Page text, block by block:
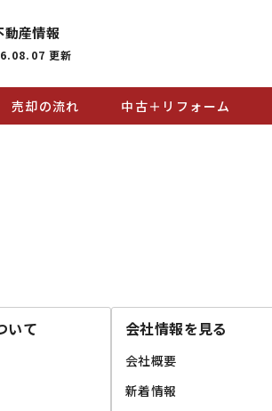
動産情報
更新
売却の流れ 中古＋リフォーム
いて 会社情報を見る
会社概要
新着情報